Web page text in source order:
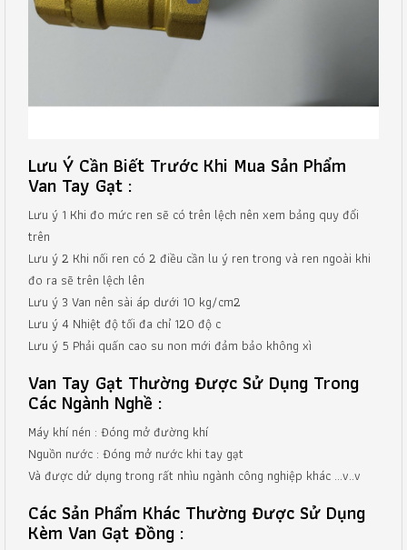
Lưu Ý Cần Biết Trước Khi Mua Sản Phẩm
Van Tay Gạt :
Lưu ý 1 Khi đo mức ren sẽ có trên lệch nên xem bảng quy đổi
trên
Lưu ý 2 Khi nối ren có 2 điều cần lu ý ren trong và ren ngoài khi
đo ra sẽ trên lệch lên
Lưu ý 3 Van nên sài áp dưới 10 kg/cm2
Lưu ý 4 Nhiệt độ tối đa chỉ 120 độ c
Lưu ý 5 Phải quấn cao su non mới đảm bảo không xì
Van Tay Gạt Thường Được Sử Dụng Trong
Các Ngành Nghề :
Máy khí nén : Đóng mở đường khí
Nguồn nước : Đóng mở nước khi tay gạt
Và được dử dụng trong rất nhìu ngành công nghiệp khác …v..v
Các Sản Phẩm Khác Thường Được Sử Dụng
Kèm Van Gạt Đồng :